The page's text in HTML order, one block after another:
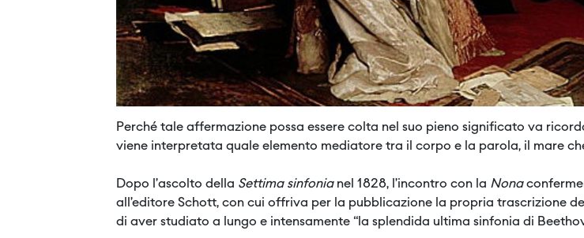
Perché tale affermazione possa essere colta nel suo pieno significato va
viene interpretata quale elemento mediatore tra il corpo e la parola, il mare
Dopo l’ascolto della Settima sinfonianel 1828, l’incontro con la Nona
all’editore Schott, con cui offriva per la pubblicazione la propria trascrizione
di aver studiato a lungo e intensamente “la splendida ultima sinfonia di